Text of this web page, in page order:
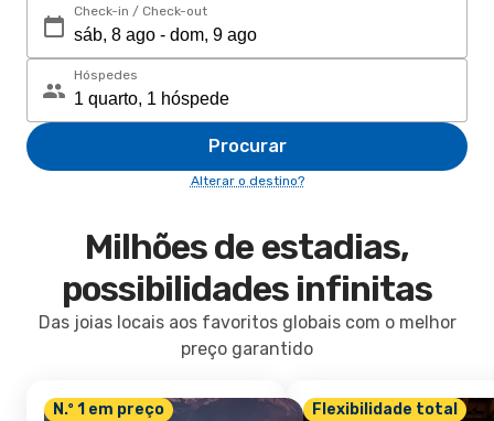
Check-in / Check-out
Hóspedes
Procurar
Alterar o destino?
Milhões de estadias,
possibilidades infinitas
Das joias locais aos favoritos globais com o melhor
preço garantido
N.º 1 em preço Flexibilidade total